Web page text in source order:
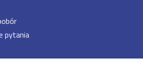
pytania